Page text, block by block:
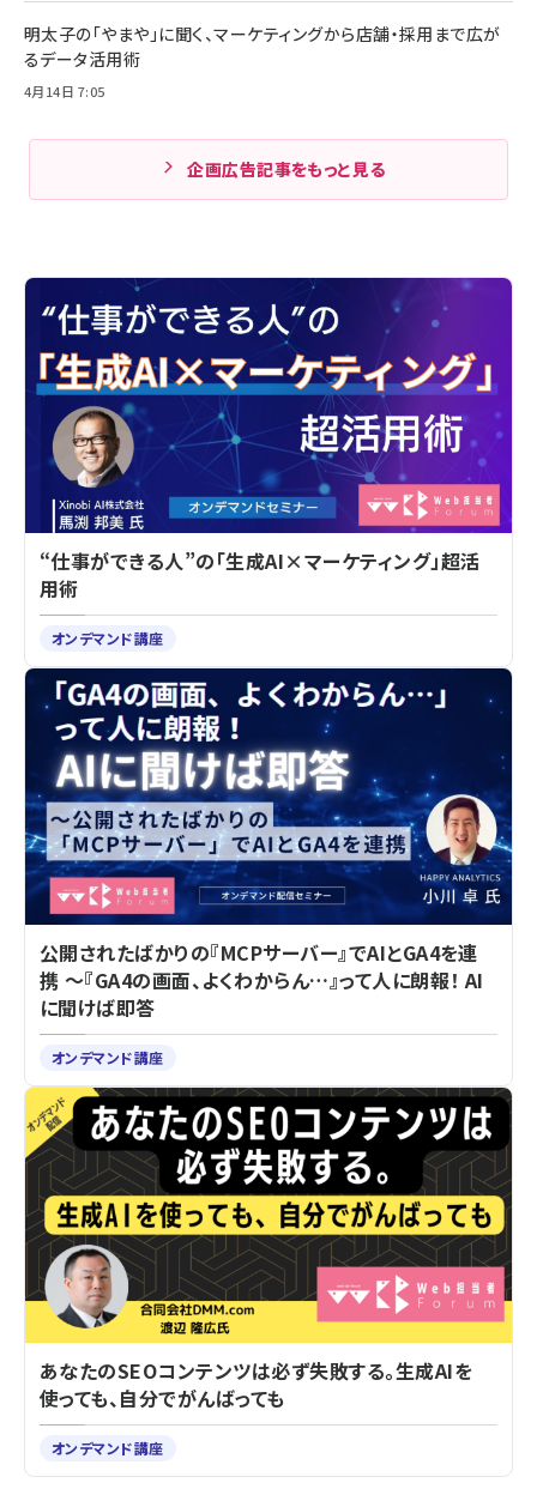
明太子の「やまや」に聞く、マーケティングから店舗・採用まで広が
るデータ活用術
4月14日 7:05
企画広告記事をもっと見る
“仕事ができる人”の「生成AI×マーケティング」超活
用術
オンデマンド講座
公開されたばかりの『MCPサーバー』でAIとGA4を連
携 ～『GA4の画面、よくわからん…』って人に朗報！ AI
に聞けば即答
オンデマンド講座
あなたのSEOコンテンツは必ず失敗する。生成AIを
使っても、自分でがんばっても
オンデマンド講座